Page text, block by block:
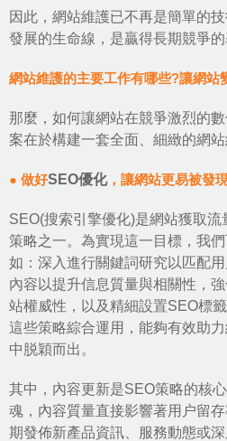
因此，網站維護已不再是簡單的
發展的生命線，是贏得長期競爭的
網站維護的主要工作有哪些?讓網站
那麼，如何讓網站在競爭激烈的
案在於構建一套全面、細緻的網站
● 做好SEO優化，讓網站更易被發
SEO(搜索引擎優化)是網站獲取
策略之一。為實現這一目標，我
如：深入進行關鍵詞研究 以匹配
內容以提升信息質量與相關性，
站權威性，以及精細設置SEO標
這些策略綜合運用，能夠有效助
中脱穎而出。
其中，內容更新是SEO策略的核
魂，內容質量直接影響著用户留
期發佈新產品資訊、服務動態或